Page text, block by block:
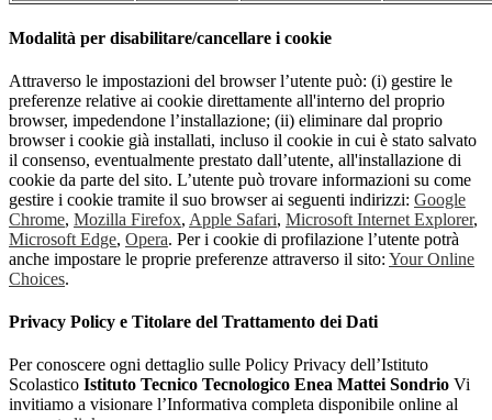
Modalità per disabilitare/cancellare i cookie
Attraverso le impostazioni del browser l’utente può: (i) gestire le
preferenze relative ai cookie direttamente all'interno del proprio
browser, impedendone l’installazione; (ii) eliminare dal proprio
browser i cookie già installati, incluso il cookie in cui è stato salvato
il consenso, eventualmente prestato dall’utente, all'installazione di
cookie da parte del sito. L’utente può trovare informazioni su come
gestire i cookie tramite il suo browser ai seguenti indirizzi: Google
Chrome, Mozilla Firefox, Apple Safari, Microsoft Internet Explorer,
Microsoft Edge, Opera. Per i cookie di profilazione l’utente potrà
anche impostare le proprie preferenze attraverso il sito: Your Online
Choices.
Privacy Policy e Titolare del Trattamento dei Dati
Per conoscere ogni dettaglio sulle Policy Privacy dell’Istituto
Scolastico Istituto Tecnico Tecnologico Enea Mattei Sondrio Vi
invitiamo a visionare l’Informativa completa disponibile online al